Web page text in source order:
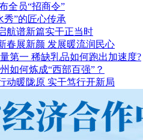
全员“招商令”
秀”的匠心传承
航谱新篇实干正当时
春展新颜 发展暖流润民心
第一 稀缺乳品如何跑出加速度?
如何炼成“西部百强”？
动暖陇原 实干笃行开新局